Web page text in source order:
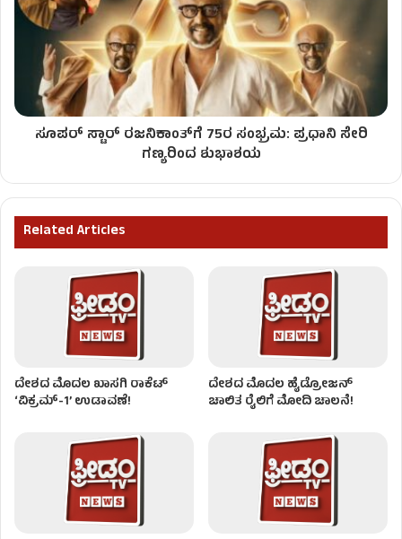
ಸೂಪರ್‌ ಸ್ಟಾರ್‌ ರಜನಿಕಾಂತ್‌ಗೆ 75ರ ಸಂಭ್ರಮ: ಪ್ರಧಾನಿ ಸೇರಿ
ಗಣ್ಯರಿಂದ ಶುಭಾಶಯ
Related Articles
ದೇಶದ ಮೊದಲ ಖಾಸಗಿ ರಾಕೆಟ್
‘ವಿಕ್ರಮ್-1’ ಉಡಾವಣೆ!
ದೇಶದ ಮೊದಲ ಹೈಡ್ರೋಜನ್‌
ಚಾಲಿತ ರೈಲಿಗೆ ಮೋದಿ ಚಾಲನೆ!